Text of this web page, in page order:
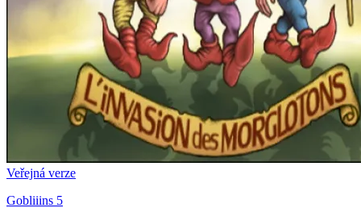
Veřejná verze
Gobliiins 5